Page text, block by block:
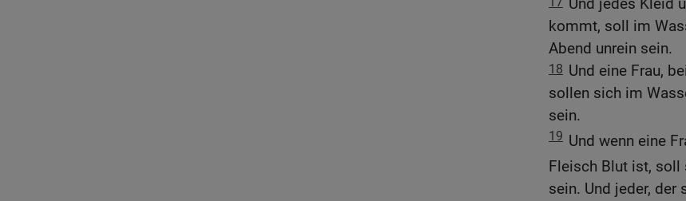
kommt, soll im
Abend unrein sein.
18 Und eine Frau,
sollen sich im
sein.
19 Und wenn eine
Fleisch Blut ist, soll
sein. Und jeder, der